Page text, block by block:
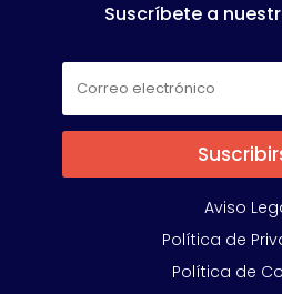
Suscríbete a
Aviso
Política de
Política de